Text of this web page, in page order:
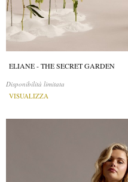
ELIANE - THE SECRET GARDEN
Disponibilità limitata
VISUALIZZA